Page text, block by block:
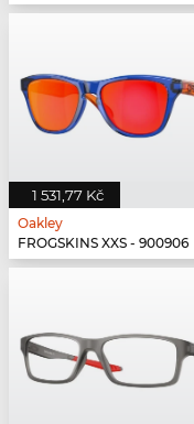
1 531,77 Kč
Oakley
FROGSKINS XXS - 900906